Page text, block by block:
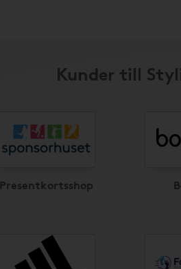
Kunder till
Presentkortsshop